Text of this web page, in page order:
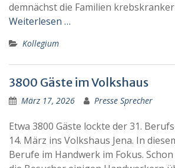
demnächst die Familien
Weiterlesen …
Kollegium
3800 Gäste im Volkshaus
März 17, 2026 Presse Sprecher
Etwa 3800 Gäste lockte der 31.
14. März ins Volkshaus Jena. In
Berufe im Handwerk im Fokus.